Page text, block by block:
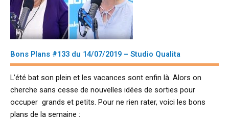
Bons Plans #133 du 14/07/2019 – Studio Qualita
L’été bat son plein et les vacances sont enfin là. Alors on
cherche sans cesse de nouvelles idées de sorties pour
occuper grands et petits. Pour ne rien rater, voici les bons
plans de la semaine :